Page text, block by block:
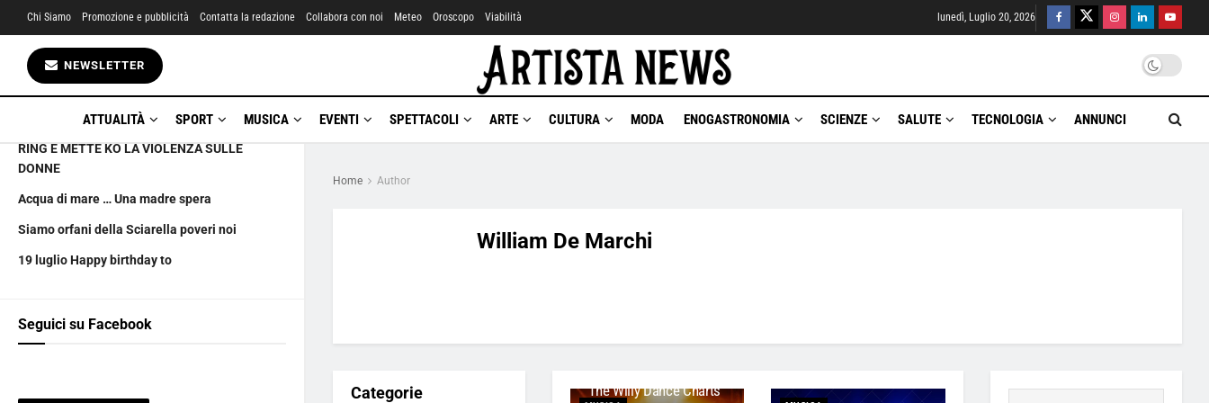
Gli ultimi articoli
20 luglio chi saranno gli eletti?
MATTEO IMPIERI, IL PUGILE DAL CUORE
GRANDE: PORTA LA PANCHINA ROSSA SUL
RING E METTE KO LA VIOLENZA SULLE
DONNE
Acqua di mare … Una madre spera
Siamo orfani della Sciarella poveri noi
19 luglio Happy birthday to
Seguici su Facebook
Chi Siamo Promozione e pubblicità Contatta la redazione Collabora con noi Meteo Oroscopo Viabilità lunedì, Luglio 20, 2026
NEWSLETTER
ATTUALITÀ SPORT MUSICA EVENTI SPETTACOLI ARTE CULTURA MODA ENOGASTRONOMIA SCIENZE SALUTE TECNOLOGIA ANNUNCI
Home Author
William De Marchi
The Willy Dance Charts
Categorie